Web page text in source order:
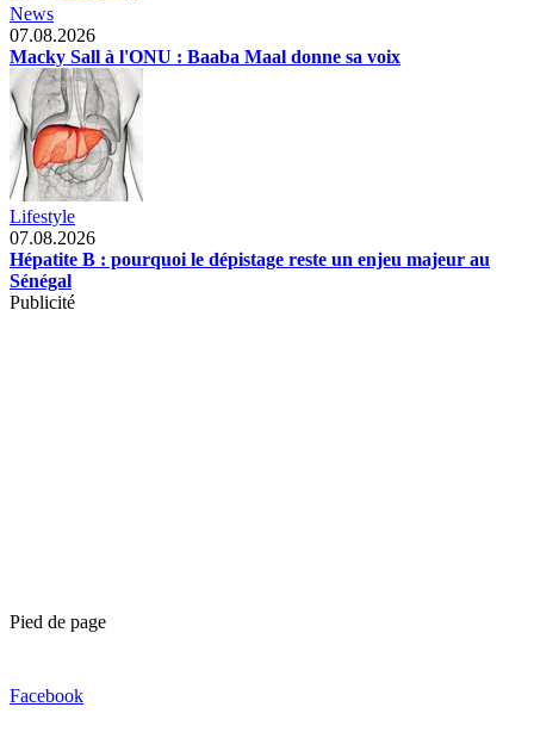
News
07.08.2026
Macky Sall à l'ONU : Baaba Maal donne sa voix
Lifestyle
07.08.2026
Hépatite B : pourquoi le dépistage reste un enjeu majeur au
Sénégal
Publicité
Pied de page
Facebook